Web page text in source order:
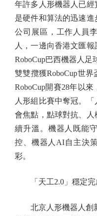
年許多人形機器人已
是硬件和算法的迅速
公司展區，工作人員
人，一邊向香港文匯
RoboCup巴西機器人足
雙雙攬獲RoboCup世
RoboCup開賽28年以
人形組比賽中奪冠。
會焦點，點球對抗、
續升溫。機器人既能
控、機器人AI自主決
彩。
「天工2.0」穩定完
北京人形機器人創